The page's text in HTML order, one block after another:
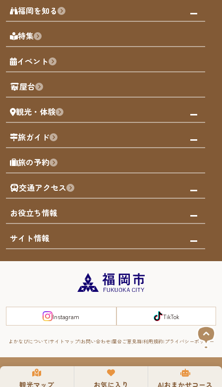
観光マップ お気に入り AIおまかせコース
みんなの旅行記
天神エリア
博多旧市街
福岡城
歴史・文化
福岡を知る
福岡の見どころ
福岡の魅力
観光カレンダー
観光PR動画
まち歩き
福岡グルメ
福岡を楽しむ
福岡のアート
福岡のナイトタイム
福岡の歴史・文化
サステナブルツーリズム
福岡検定
よかなび音声ガイド
FUKUOKA EAST&WEST COAST
周遊する
特集
イベント
屋台
観光・体験
観る・遊ぶ
屋台
買う
体験
泊まる
旅ガイド
モデルコース
AIおまかせコース
オリジナルプラン
みんなの旅行記
旅の予約
交通アクセス
市内交通ガイド
お得なチケット
お役立ち情報
お知らせ
災害情報
サイト情報
まち歩き・体験プログラム掲載申込
Instagram TikTok
よかなびについて サイトマップ お問い合わせ 屋台ご意見箱 利用規約 プライバシーポリシー
© 2008-2025 YOKANAVI All Rights Reserved.